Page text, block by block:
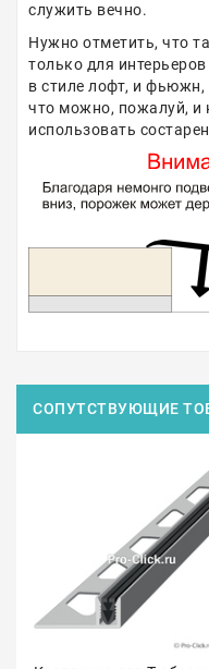
служить вечно.
Нужно отметить, что
только для
в стиле лофт, и
что можно, пожалуй, и
использовать
СОПУТСТВУЮЩИЕ